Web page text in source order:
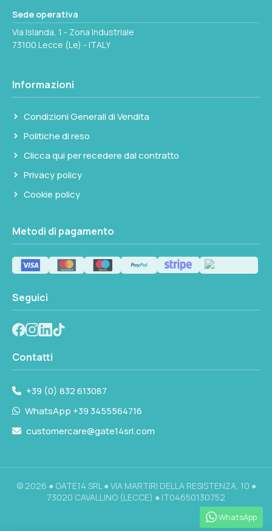
Sede operativa
Via Islanda, 1 - Zona Industriale
73100 Lecce (Le) - ITALY
Informazioni
Condizioni Generali di Vendita
Politiche di reso
Clicca qui per recedere dal contratto
Privacy policy
Cookie policy
Metodi di pagamento
Seguici
Contatti
+39 (0) 832 613087
WhatsApp +39 3455564716
customercare@gate14srl.com
© 2026 ● GATE14 SRL ● VIA MARTIRI DELLA RESISTENZA, 10 ●
73020 CAVALLINO (LECCE) ● IT04650130752
WhatsApp